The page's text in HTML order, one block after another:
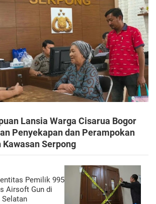
Lansia Warga Cisarua Bogor
Penyekapan dan Perampokan
Serpong
Pemilik 995
Airsoft Gun di